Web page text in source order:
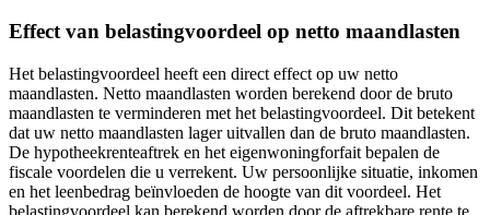
Effect van belastingvoordeel op netto maandlasten
Het belastingvoordeel heeft een direct effect op uw netto
maandlasten. Netto maandlasten worden berekend door de bruto
maandlasten te verminderen met het belastingvoordeel. Dit betekent
dat uw netto maandlasten lager uitvallen dan de bruto maandlasten.
De hypotheekrenteaftrek en het eigenwoningforfait bepalen de
fiscale voordelen die u verrekent. Uw persoonlijke situatie, inkomen
en het leenbedrag beïnvloeden de hoogte van dit voordeel. Het
belastingvoordeel kan berekend worden door de aftrekbare rente te